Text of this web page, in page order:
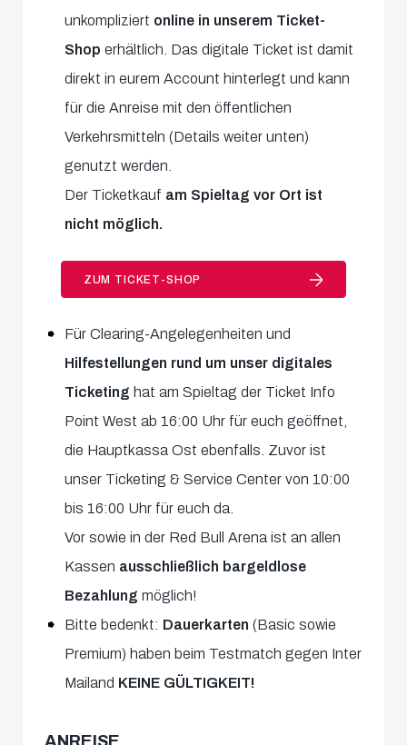
unkompliziert online in unserem Ticket-
Shop erhältlich. Das digitale Ticket ist damit
direkt in eurem Account hinterlegt und kann
für die Anreise mit den öffentlichen
Verkehrsmitteln (Details weiter unten)
genutzt werden.
Der Ticketkauf am Spieltag vor Ort ist
nicht möglich.
ZUM TICKET-SHOP
Für Clearing-Angelegenheiten und
Hilfestellungen rund um unser digitales
Ticketing hat am Spieltag der Ticket Info
Point West ab 16:00 Uhr für euch geöffnet,
die Hauptkassa Ost ebenfalls. Zuvor ist
unser Ticketing & Service Center von 10:00
bis 16:00 Uhr für euch da.
Vor sowie in der Red Bull Arena ist an allen
Kassen ausschließlich bargeldlose
Bezahlung möglich!
Bitte bedenkt: Dauerkarten (Basic sowie
Premium) haben beim Testmatch gegen Inter
Mailand KEINE GÜLTIGKEIT!
ANREISE